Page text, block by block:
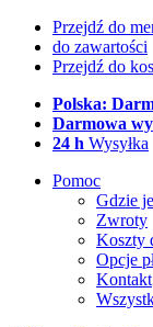
Przejdź do
do zawartości
Przejdź do
Polska:
Darmowa
24 h Wysyłka
Pomoc
Gdzie
Zwroty
Koszty
Opcje
Kontakt